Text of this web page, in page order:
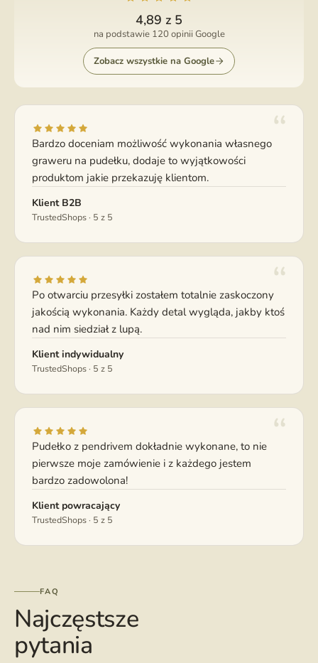
4,89 z 5
na podstawie 120 opinii Google
Zobacz wszystkie na Google
Bardzo doceniam możliwość wykonania własnego
graweru na pudełku, dodaje to wyjątkowości
produktom jakie przekazuję klientom.
Klient B2B
TrustedShops · 5 z 5
Po otwarciu przesyłki zostałem totalnie zaskoczony
jakością wykonania. Każdy detal wygląda, jakby ktoś
nad nim siedział z lupą.
Klient indywidualny
TrustedShops · 5 z 5
Pudełko z pendrivem dokładnie wykonane, to nie
pierwsze moje zamówienie i z każdego jestem
bardzo zadowolona!
Klient powracający
TrustedShops · 5 z 5
FAQ
Najczęstsze
pytania